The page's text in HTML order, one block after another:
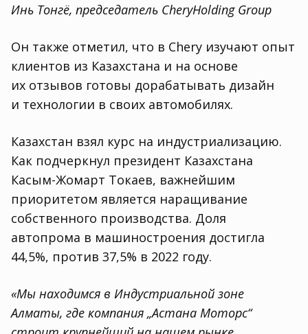
Инь Тонгё, председатель CheryHolding Group
Он также отметил, что в Chery изучают опыт
клиентов из Казахстана и на основе
их отзывов готовы дорабатывать дизайн
и технологии в своих автомобилях.
Казахстан взял курс на индустриализацию.
Как подчеркнул президент Казахстана
Касым-Жомарт Токаев, важнейшим
приоритетом является наращивание
собственного производства. Доля
автопрома в машиностроения достигла
44,5%, против 37,5% в 2022 году.
«Мы находимся в Индустриальной зоне
Алматы, где компания „Астана Моторс“